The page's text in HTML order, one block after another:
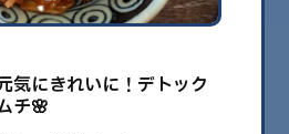
環境
globe
気にきれいに！デトック
チ🌸